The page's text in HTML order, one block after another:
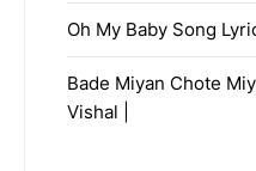
Oh My Baby Song
Bade Miyan Chote
Vishal |